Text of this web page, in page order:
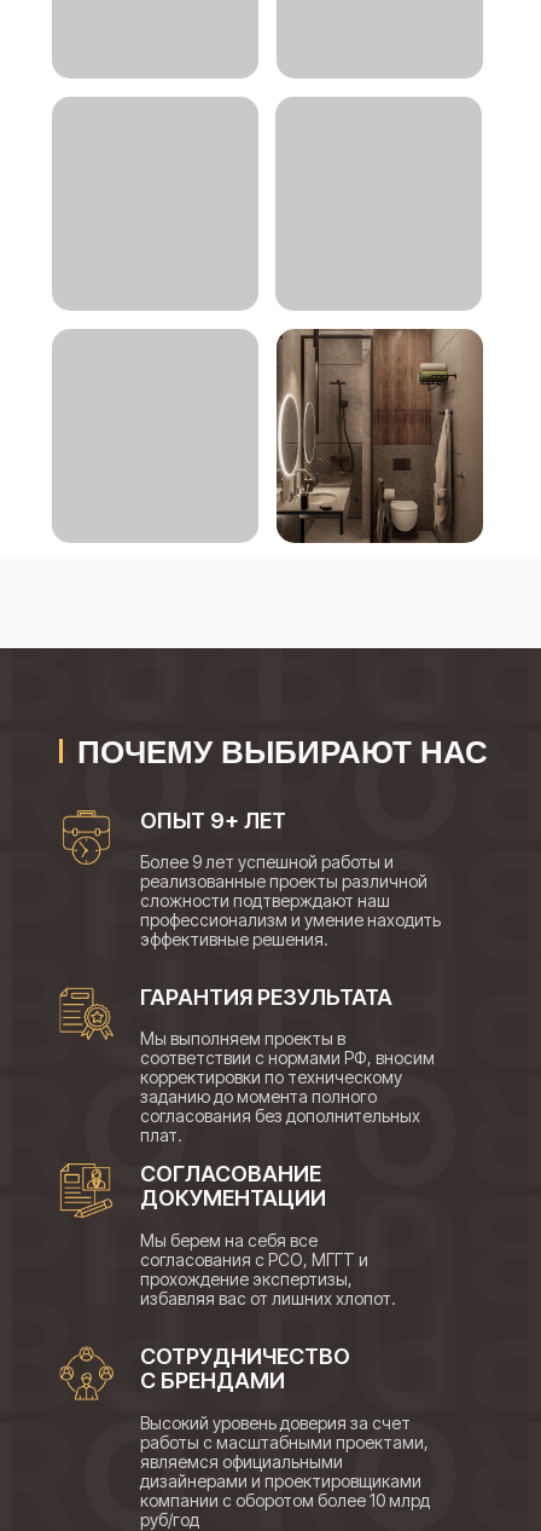
ПОЧЕМУ ВЫБИРАЮТ НАС
Высокий уровень доверия за счет
работы с масштабными проектами,
являемся официальными
дизайнерами и проектировщиками
компании с оборотом более 10 млрд
руб/год
СОТРУДНИЧЕСТВО
С БРЕНДАМИ
Мы берем на себя все
согласования с РСО, МГГТ и
прохождение экспертизы,
избавляя вас от лишних хлопот.
СОГЛАСОВАНИЕ
ДОКУМЕНТАЦИИ
Мы выполняем проекты в
соответствии с нормами РФ, вносим
корректировки по техническому
заданию до момента полного
согласования без дополнительных
плат.
ГАРАНТИЯ РЕЗУЛЬТАТА
Более 9 лет успешной работы и
реализованные проекты различной
сложности подтверждают наш
профессионализм и умение находить
эффективные решения.
ОПЫТ 9+ ЛЕТ